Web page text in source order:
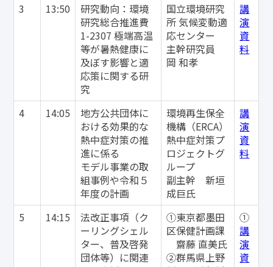
3 13:50
研究動向：環境
研究総合推進費
1-2307 極端高温
等が暑熱健康に
及ぼす影響と適
応策に関する研
究
国立環境研究
所 気候変動適
応センター
主幹研究員
岡 和孝
講
演
資
料
4 14:05
地方公共団体に
おける効果的な
熱中症対策の推
進に係る
モデル事業の取
組事例や令和５
年度の計画
環境再生保全
機構（ERCA）
熱中症対策プ
ロジェクトグ
ループ
副主幹 新垣
成巨氏
講
演
資
料
5 14:15
法改正事項（ク
ーリングシェル
ター、普及啓発
団体等）に関連
①東京都墨田
区保健計画課
齋藤 直美氏
②群馬県上野
①
講
演
資